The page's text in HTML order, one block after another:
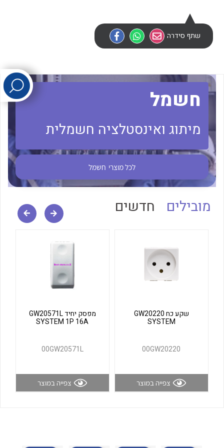
לכל מוצרי היצרן
לכל מוצרי היצרן לכל מוצרי היצרן
לכל מוצרי היצרן לכל מוצרי היצרן
שתף סידרה
חשמל
מיתוג ואינסטלציה חשמלית
לכל מוצרי חשמל
מובילים חדשים
שקע כח GW20220
SYSTEM
00GW20220
צפייה במוצר
מפסק יחיד GW20571L
SYSTEM 1P 16A
00GW20571L
צפייה במוצר